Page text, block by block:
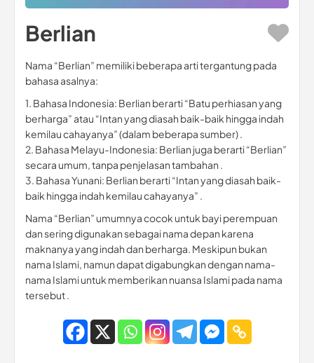
Berlian
Nama “Berlian” memiliki beberapa arti tergantung pada
bahasa asalnya:
1. Bahasa Indonesia: Berlian berarti “Batu perhiasan yang
berharga” atau “Intan yang diasah baik-baik hingga indah
kemilau cahayanya” (dalam beberapa sumber) .
2. Bahasa Melayu-Indonesia: Berlian juga berarti “Berlian”
secara umum, tanpa penjelasan tambahan .
3. Bahasa Yunani: Berlian berarti “Intan yang diasah baik-
baik hingga indah kemilau cahayanya” .
Nama “Berlian” umumnya cocok untuk bayi perempuan
dan sering digunakan sebagai nama depan karena
maknanya yang indah dan berharga. Meskipun bukan
nama Islami, namun dapat digabungkan dengan nama-
nama Islami untuk memberikan nuansa Islami pada nama
tersebut .